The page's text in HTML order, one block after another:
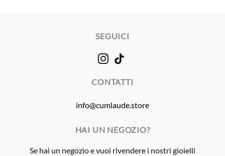
SEGUICI
CONTATTI
info@cumlaude.store
HAI UN NEGOZIO?
Se hai un negozio e vuoi rivendere i nostri gioielli